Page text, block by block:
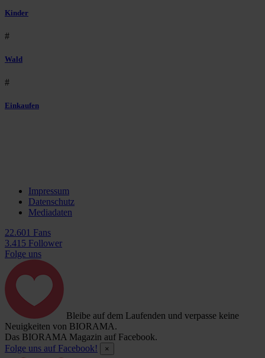
Kinder
#
Wald
#
Einkaufen
Impressum
Datenschutz
Mediadaten
22.601 Fans
3.415 Follower
Folge uns
Bleibe auf dem Laufenden und verpasse keine
Neuigkeiten von BIORAMA.
Das BIORAMA Magazin auf Facebook.
Folge uns auf Facebook!
×